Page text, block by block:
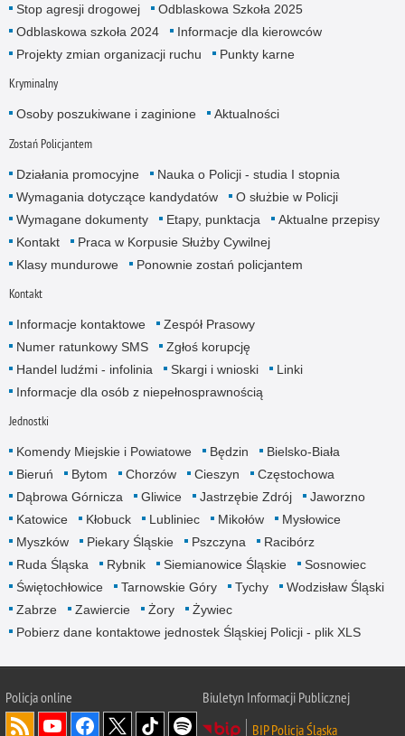
Stop agresji drogowej
Odblaskowa Szkoła 2025
Odblaskowa szkoła 2024
Informacje dla kierowców
Projekty zmian organizacji ruchu
Punkty karne
Kryminalny
Osoby poszukiwane i zaginione Aktualności
Zostań Policjantem
Działania promocyjne
Nauka o Policji - studia I stopnia
Wymagania dotyczące kandydatów
O służbie w Policji
Wymagane dokumenty
Etapy, punktacja
Aktualne przepisy
Kontakt
Praca w Korpusie Służby Cywilnej
Klasy mundurowe
Ponownie zostań policjantem
Kontakt
Informacje kontaktowe
Zespół Prasowy
Numer ratunkowy SMS
Zgłoś korupcję
Handel ludźmi - infolinia
Skargi i wnioski
Linki
Informacje dla osób z niepełnosprawnością
Jednostki
Komendy Miejskie i Powiatowe Będzin
Bielsko-Biała
Bieruń
Bytom Chorzów Cieszyn
Częstochowa
Dąbrowa Górnicza
Gliwice Jastrzębie Zdrój
Jaworzno
Katowice
Kłobuck Lubliniec Mikołów
Mysłowice
Myszków
Piekary Śląskie Pszczyna
Racibórz
Ruda Śląska
Rybnik Siemianowice Śląskie
Sosnowiec
Świętochłowice
Tarnowskie Góry Tychy
Wodzisław Śląski
Zabrze
Zawiercie Żory
Żywiec
Pobierz dane kontaktowe jednostek Śląskiej Policji - plik XLS
Policja online
Biuletyn Informacji Publicznej
BIP Policja Śląska